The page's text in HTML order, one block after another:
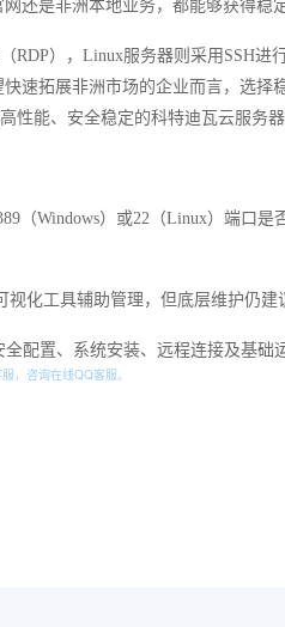
还是非洲本地业务，都能够获得稳
），Linux服务器则采用SSH进
速拓展非洲市场的企业而言，选择
性能、安全稳定的科特迪瓦云服务
（Windows）或22（Linux）端口
化工具辅助管理，但底层维护仍建
配置、系统安装、远程连接及基础
，咨询在线QQ客服。